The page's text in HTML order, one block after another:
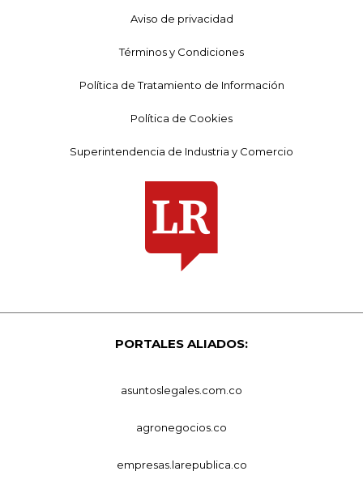
Aviso de privacidad
Términos y Condiciones
Política de Tratamiento de Información
Política de Cookies
Superintendencia de Industria y Comercio
PORTALES ALIADOS:
asuntoslegales.com.co
agronegocios.co
empresas.larepublica.co